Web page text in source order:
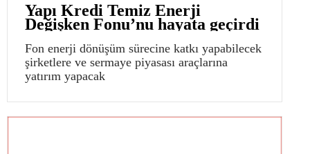
Yapı Kredi Temiz Enerji
Değişken Fonu’nu hayata geçirdi
Fon enerji dönüşüm sürecine katkı yapabilecek
şirketlere ve sermaye piyasası araçlarına
yatırım yapacak